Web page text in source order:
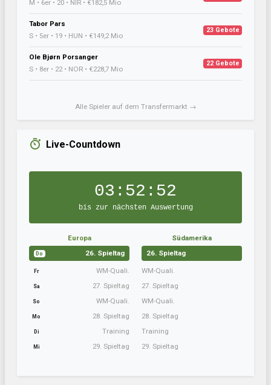
M • 6er • 20 • NIR • €182,5 Mio
Tabor Pars
S • 5er • 19 • HUN • €149,2 Mio
23 Gebote
Ole Bjørn Porsanger
S • 8er • 22 • NOR • €228,7 Mio
22 Gebote
Alle Spieler auf dem Transfermarkt →
Live-Countdown
03:52:51
bis zur nächsten Auswertung
Europa
Do 26. Spieltag
Fr WM-Quali.
Sa 27. Spieltag
So WM-Quali.
Mo 28. Spieltag
Di Training
Mi 29. Spieltag
Südamerika
26. Spieltag
WM-Quali.
27. Spieltag
WM-Quali.
28. Spieltag
Training
29. Spieltag